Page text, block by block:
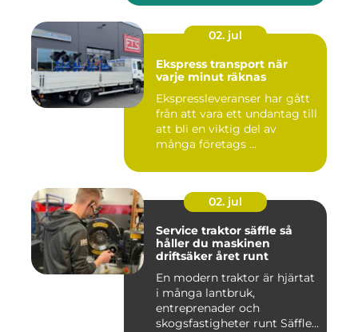
02. jul
Ekspress transport när
varje minut räknas
Ekspressleveranser har gått
från att vara ett undantag till
att bli en viktig del av
många företags ...
02. jul
Service traktor säffle så
håller du maskinen
driftsäker året runt
En modern traktor är hjärtat
i många lantbruk,
entreprenader och
skogsfastigheter runt Säffle.